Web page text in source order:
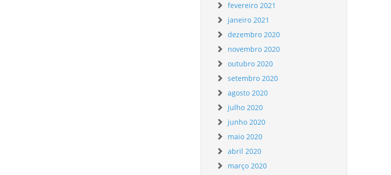
fevereiro 2021
janeiro 2021
dezembro 2020
novembro 2020
outubro 2020
setembro 2020
agosto 2020
julho 2020
junho 2020
maio 2020
abril 2020
março 2020